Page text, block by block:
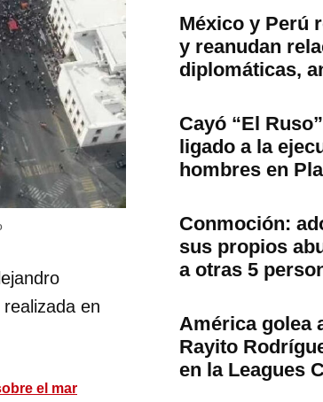
en
el mar
México y Perú
y reanudan
diplomáticas,
Cayó “El
ligado a la
hombres en
Conmoción:
sus propios
a otras 5
América golea
Rayito
en la Leagues